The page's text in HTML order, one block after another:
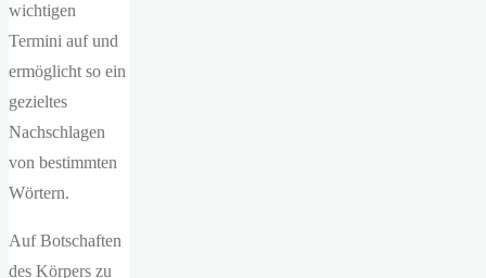
wichtigen
Termini auf und
ermöglicht so ein
gezieltes
Nachschlagen
von bestimmten
Wörtern.
Auf Botschaften
des Körpers zu